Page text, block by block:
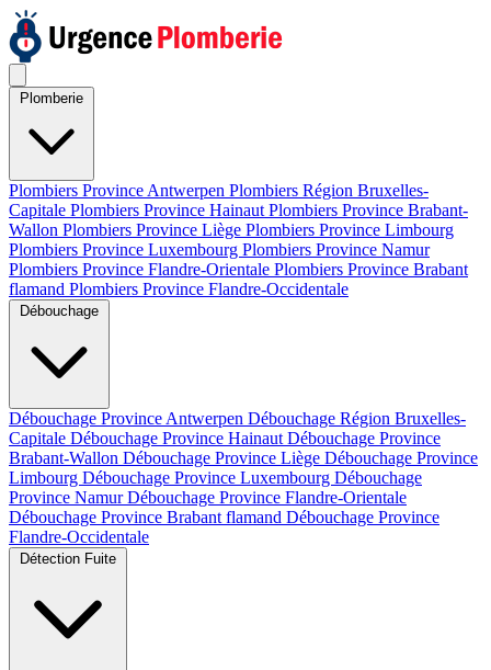
Plombiers Province Antwerpen Plombiers Région Bruxelles-
Capitale Plombiers Province Hainaut Plombiers Province Brabant-
Wallon Plombiers Province Liège Plombiers Province Limbourg
Plombiers Province Luxembourg Plombiers Province Namur
Plombiers Province Flandre-Orientale Plombiers Province Brabant
flamand Plombiers Province Flandre-Occidentale
Débouchage Province Antwerpen Débouchage Région Bruxelles-
Capitale Débouchage Province Hainaut Débouchage Province
Brabant-Wallon Débouchage Province Liège Débouchage Province
Limbourg Débouchage Province Luxembourg Débouchage
Province NamurDébouchage Province Flandre-Orientale
Débouchage Province Brabant flamand Débouchage Province
Flandre-Occidentale